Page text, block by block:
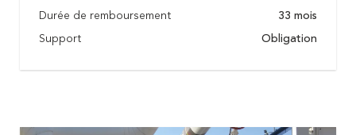
Durée de remboursement 33 mois
Support Obligation